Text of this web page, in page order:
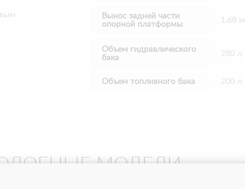
Вынос задней части
опорной платформы
1.68 м
Объем гидравлического
бака
280 л
Объем топливного бака 200 л
МОДЕЛИ